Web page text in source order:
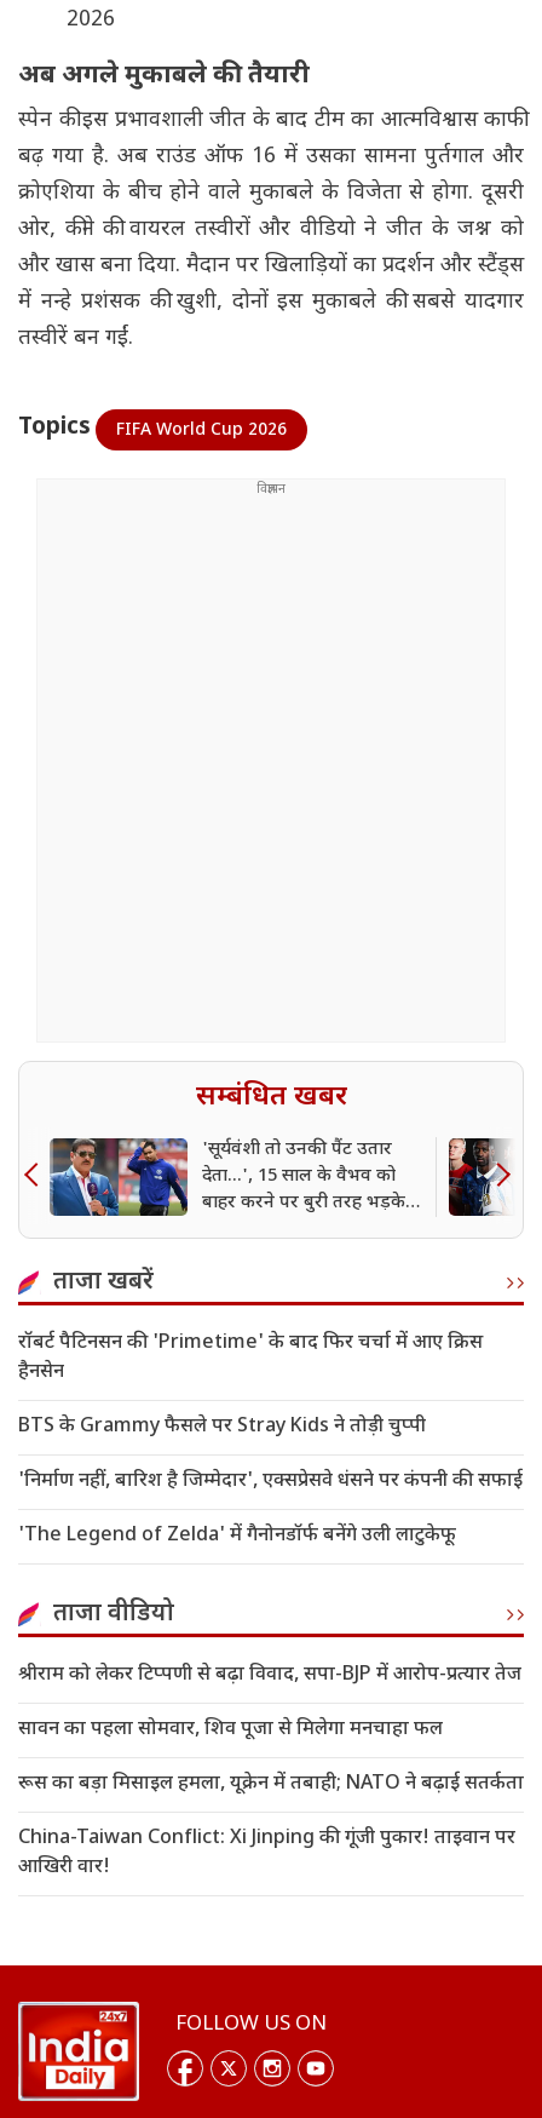
2026
अब अगले मुकाबले की तैयारी
स्पेन की इस प्रभावशाली जीत के बाद टीम का आत्मविश्वास काफी
बढ़ गया है. अब राउंड ऑफ 16 में उसका सामना पुर्तगाल और
क्रोएशिया के बीच होने वाले मुकाबले के विजेता से होगा. दूसरी
ओर, कीने की वायरल तस्वीरों और वीडियो ने जीत के जश्न को
और खास बना दिया. मैदान पर खिलाड़ियों का प्रदर्शन और स्टैंड्स
में नन्हे प्रशंसक की खुशी, दोनों इस मुकाबले की सबसे यादगार
तस्वीरें बन गईं.
Topics FIFA World Cup 2026
सम्बंधित खबर
'सूर्यवंशी तो उनकी पैंट उतार
देता...', 15 साल के वैभव को
बाहर करने पर बुरी तरह भड़के
ताजा खबरें
रॉबर्ट पैटिनसन की 'Primetime' के बाद फिर चर्चा में आए क्रिस
हैनसेन
BTS के Grammy फैसले पर Stray Kids ने तोड़ी चुप्पी
'निर्माण नहीं, बारिश है जिम्मेदार', एक्सप्रेसवे धंसने पर कंपनी की सफाई
'The Legend of Zelda' में गैनोनडॉर्फ बनेंगे उली लाटुकेफू
ताजा वीडियो
श्रीराम को लेकर टिप्पणी से बढ़ा विवाद, सपा-BJP में आरोप-प्रत्यार तेज
सावन का पहला सोमवार, शिव पूजा से मिलेगा मनचाहा फल
रूस का बड़ा मिसाइल हमला, यूक्रेन में तबाही; NATO ने बढ़ाई सतर्कता
China-Taiwan Conflict: Xi Jinping की गूंजी पुकार! ताइवान पर
आखिरी वार!
FOLLOW US ON